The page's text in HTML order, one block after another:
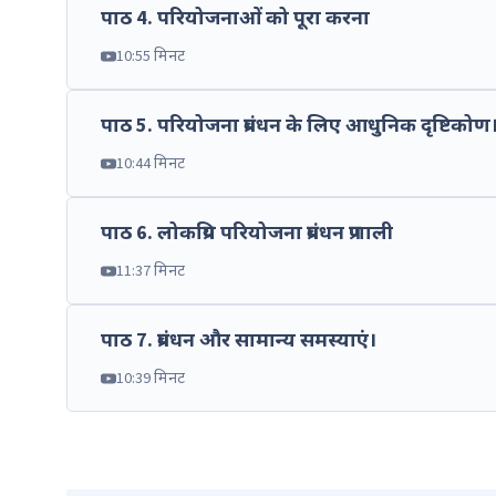
पाठ 4. परियोजनाओं को पूरा करना
10:55 मिनट
पाठ5. परियोजना प्रबंधन के लिए आधुनिक
10:44 मिनट
पाठ 6. लोकप्रिय परियोजना प्रबंधन प्रणाली
11:37 मिनट
पाठ 7. प्रबंधन और सामान्य समस्याएं।
10:39 मिनट